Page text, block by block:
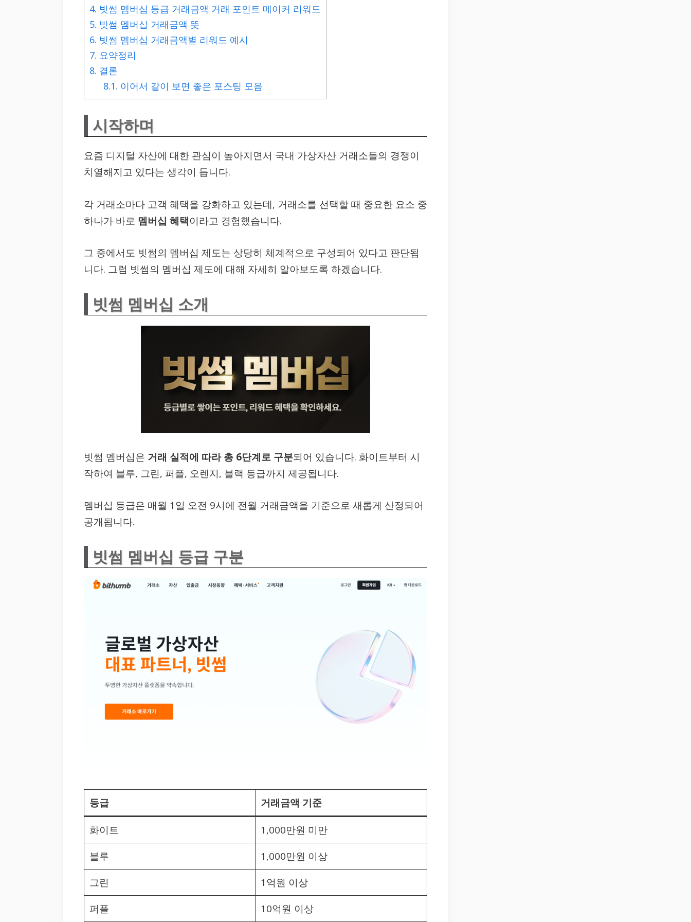
4. 빗썸 멤버십 등급 거래금액 거래 포인트 메이커 리워드
5. 빗썸 멤버십 거래금액 뜻
6. 빗썸 멤버십 거래금액별 리워드 예시
7. 요약정리
8. 결론
8.1. 이어서 같이 보면 좋은 포스팅 모음
시작하며
요즘 디지털 자산에 대한 관심이 높아지면서 국내 가상자산 거래소들의 경쟁이
치열해지고 있다는 생각이 듭니다.
각 거래소마다 고객 혜택을 강화하고 있는데, 거래소를 선택할 때 중요한 요소 중
하나가 바로 멤버십 혜택이라고 경험했습니다.
그 중에서도 빗썸의 멤버십 제도는 상당히 체계적으로 구성되어 있다고 판단됩
니다. 그럼 빗썸의 멤버십 제도에 대해 자세히 알아보도록 하겠습니다.
빗썸 멤버십 소개
빗썸 멤버십은 거래 실적에 따라 총 6단계로 구분되어 있습니다. 화이트부터 시
작하여 블루, 그린, 퍼플, 오렌지, 블랙 등급까지 제공됩니다.
멤버십 등급은 매월 1일 오전 9시에 전월 거래금액을 기준으로 새롭게 산정되어
공개됩니다.
빗썸 멤버십 등급 구분
등급 거래금액 기준
화이트
1,000만원 미만
블루
1,000만원 이상
그린
1억원 이상
퍼플
10억원 이상